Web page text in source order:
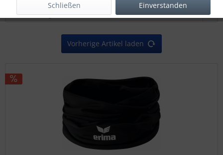
Vorherige Artikel laden
Einverstanden
Schließen